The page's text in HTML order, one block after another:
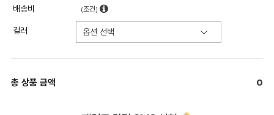
배송비 (조건)
컬러
총 상품 금액 0